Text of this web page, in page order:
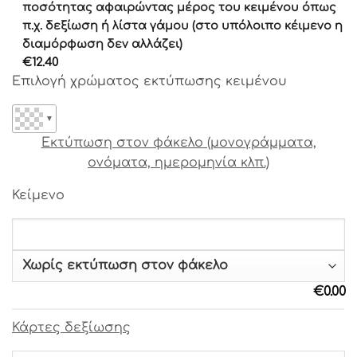
Γραμματοσειρά 16
Γραμματοσειρά 17
Γραμματοσειρά 18
Γραμματοσειρά 19
Γραμματοσειρά 20
Γραμματοσειρά 21
Γραμματοσειρά 22
Γραμματοσειρά 23
Γραμματοσειρά 24
Γραμματοσειρά 26
Γραμματοσειρά 29
Γραμματοσειρά 30
Γραμματοσειρά 32
ποσότητας αφαιρώντας μέρος του κειμένου όπως
π.χ. δεξίωση ή λίστα γάμου (στο υπόλοιπο κέιμενο η
διαμόρφωση δεν αλλάζει)
€12.40
Επιλογή χρώματος εκτύπωσης κειμένου
▼
Εκτύπωση στον φάκελο (μονογράμματα,
ονόματα, ημερομηνία κλπ.)
Κείμενο
€0.00
Κάρτες δεξίωσης